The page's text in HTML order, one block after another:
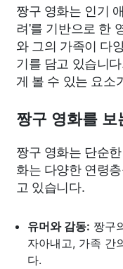
짱구 영화는 인기
려'를 기반으로 한
와 그의 가족이 다
기를 담고 있습니
게 볼 수 있는 요소
짱구 영화를 보
짱구 영화는 단순
화는 다양한 연령
고 있습니다.
유머와 감동: 짱구
자아내고, 가족 간
다.